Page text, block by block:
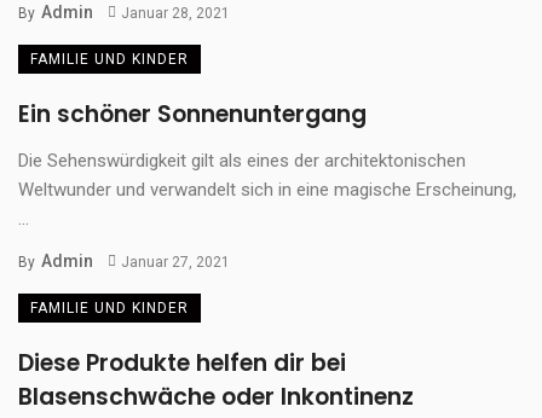
By Admin Januar 28, 2021
FAMILIE UND KINDER
Ein schöner Sonnenuntergang
Die Sehenswürdigkeit gilt als eines der architektonischen
Weltwunder und verwandelt sich in eine magische Erscheinung,
By Admin Januar 27, 2021
FAMILIE UND KINDER
Diese Produkte helfen dir bei
Blasenschwäche oder Inkontinenz